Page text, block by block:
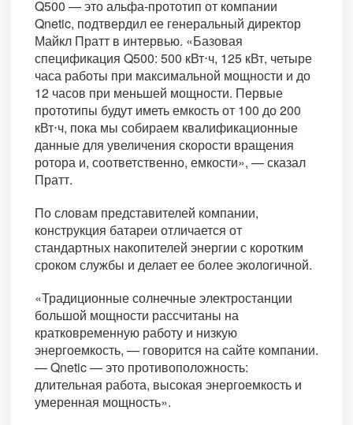
Q500 — это альфа-прототип от компании
Qnetic, подтвердил ее генеральный директор
Майкл Пратт в интервью. «Базовая
спецификация Q500: 500 кВт⋅ч, 125 кВт, четыре
часа работы при максимальной мощности и до
12 часов при меньшей мощности. Первые
прототипы будут иметь емкость от 100 до 200
кВт⋅ч, пока мы собираем квалификационные
данные для увеличения скорости вращения
ротора и, соответственно, емкости», — сказал
Пратт.
По словам представителей компании,
конструкция батареи отличается от
стандартных накопителей энергии с коротким
сроком службы и делает ее более экологичной.
«Традиционные солнечные электростанции
большой мощности рассчитаны на
кратковременную работу и низкую
энергоемкость, — говорится на сайте компании.
— Qnetic — это противоположность:
длительная работа, высокая энергоемкость и
умеренная мощность».